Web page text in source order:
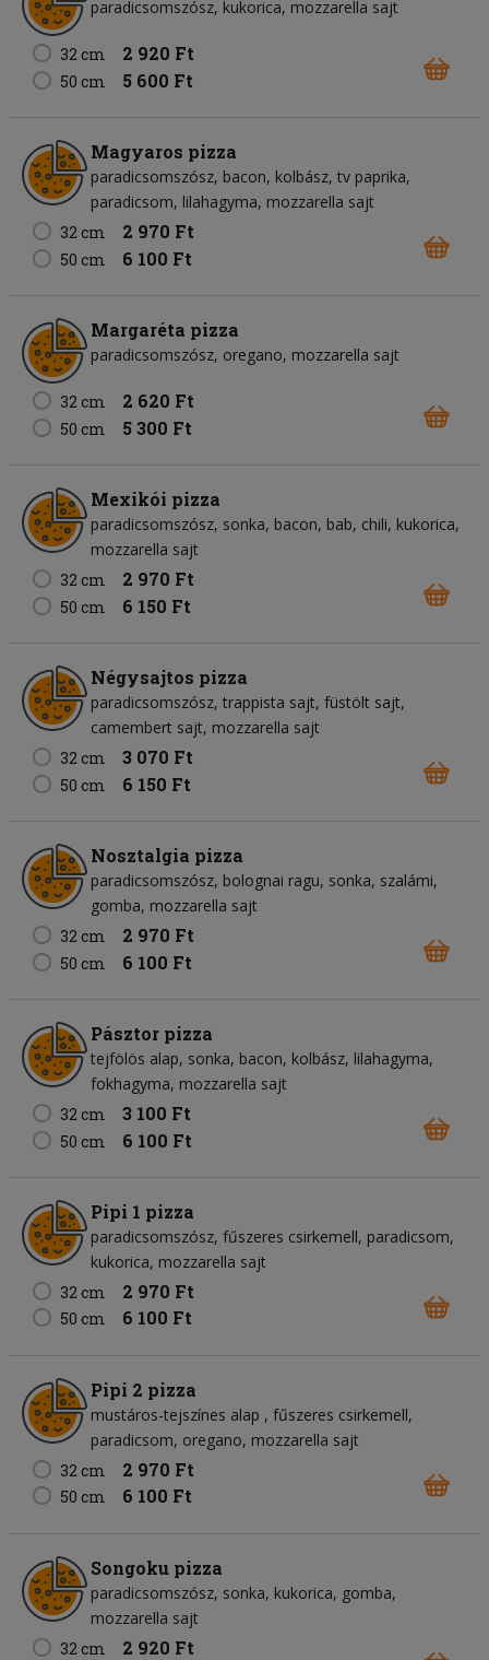
paradicsomszósz kukorica mozzarella sajt
32 cm 2 920 Ft
50 cm 5 600 Ft
Magyaros pizza
paradicsomszósz bacon kolbász tv paprika
paradicsom lilahagyma mozzarella sajt
32 cm
2 970 Ft
50 cm 6 100 Ft
Margaréta pizza
paradicsomszósz oregano mozzarella sajt
32 cm 2 620 Ft
50 cm 5 300 Ft
Mexikói pizza
paradicsomszósz sonka bacon bab chili kukorica
mozzarella sajt
32 cm
2 970 Ft
50 cm 6 150 Ft
Négysajtos pizza
paradicsomszósz trappista sajt füstölt sajt
camembert sajt mozzarella sajt
32 cm
3 070 Ft
50 cm 6 150 Ft
Nosztalgia pizza
paradicsomszósz bolognai ragu sonka szalámi
gomba mozzarella sajt
32 cm
2 970 Ft
50 cm 6 100 Ft
Pásztor pizza
tejfölös alap sonka bacon kolbász lilahagyma
fokhagyma mozzarella sajt
32 cm
3 100 Ft
50 cm 6 100 Ft
Pipi 1 pizza
paradicsomszósz fűszeres csirkemell paradicsom
kukorica mozzarella sajt
32 cm
2 970 Ft
50 cm 6 100 Ft
Pipi 2 pizza
mustáros-tejszínes alap
fűszeres csirkemell
paradicsom oregano mozzarella sajt
32 cm
2 970 Ft
50 cm 6 100 Ft
Songoku pizza
paradicsomszósz sonka kukorica gomba
mozzarella sajt
32 cm
2 920 Ft